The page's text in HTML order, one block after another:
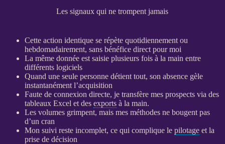
Les signaux qui ne trompent jamais
Cette action identique se répète quotidiennement ou
hebdomadairement, sans bénéfice direct pour moi
La même donnéeest saisie plusieurs fois à la main entre
différents logiciels
Quand une seule personne détient tout, son absence gèle
instantanément l’acquisition
Faute de connexion directe, je transfère mes prospectsvia des
tableaux Excel et des exportsà la main.
Les volumes grimpent, mais mes méthodes ne bougent pas
d’un cran
Mon suivi reste incomplet, ce qui complique le pilotageet la
prise de décision